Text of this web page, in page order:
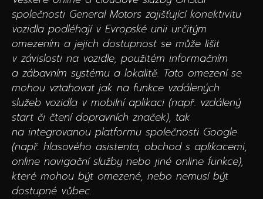
společnosti General Motors zajišťující konektivitu
vozidla podléhají v Evropské unii určitým
omezením a jejich dostupnost se může lišit
v závislosti na vozidle, použitém informačním
a zábavním systému a lokalitě. Tato omezení se
mohou vztahovat jak na funkce vzdálených
služeb vozidla v mobilní aplikaci (např. vzdálený
start či čtení dopravních značek), tak
na integrovanou platformu společnosti Google
(např. hlasového asistenta, obchod s aplikacemi,
online navigační služby nebo jiné online funkce),
které mohou být omezené, nebo nemusí být
dostupné vůbec.